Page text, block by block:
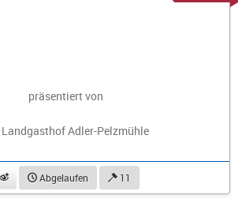
präsentiert von
Landgasthof Adler-Pelzmühle
beobachtenAbgelaufen 11